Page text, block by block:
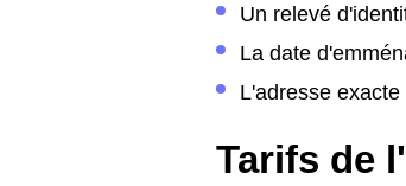
Un relevé
La date
L'adresse
Tarifs de